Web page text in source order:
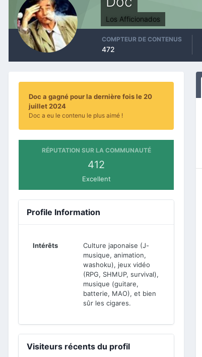
Los Afficionados
COMPTEUR DE CONTENUS
472
Doc a gagné pour la dernière fois le 20
juillet 2024
Doc a eu le contenu le plus aimé !
RÉPUTATION SUR LA COMMUNAUTÉ
412
Excellent
Profile Information
Intérêts
Culture japonaise (J-
musique, animation,
washoku), jeux vidéo
(RPG, SHMUP, survival),
musique (guitare,
batterie, MAO), et bien
sûr les cigares.
Visiteurs récents du profil